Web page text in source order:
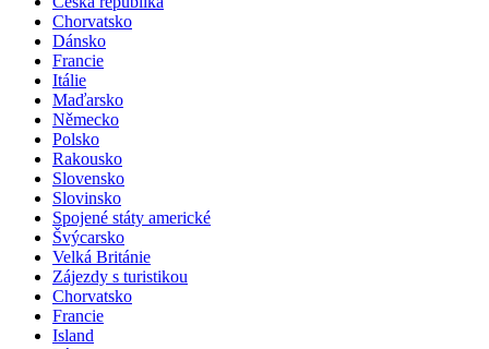
Belgie
Česká republika
Chorvatsko
Dánsko
Francie
Itálie
Maďarsko
Německo
Polsko
Rakousko
Slovensko
Slovinsko
Spojené státy americké
Švýcarsko
Velká Británie
Zájezdy s turistikou
Chorvatsko
Francie